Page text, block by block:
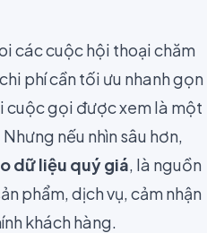
các cuộc hội thoại chăm
phí cần tối ưu nhanh gọn
cuộc gọi được xem là một
nếu nhìn sâu hơn,
dữ liệu quý giá, là nguồn
phẩm, dịch vụ, cảm nhận
khách hàng.